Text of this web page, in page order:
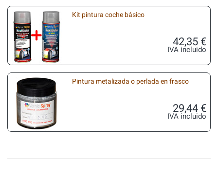
Kit pintura coche básico
42,35 €
IVA incluido
Pintura metalizada o perlada en frasco
29,44 €
IVA incluido